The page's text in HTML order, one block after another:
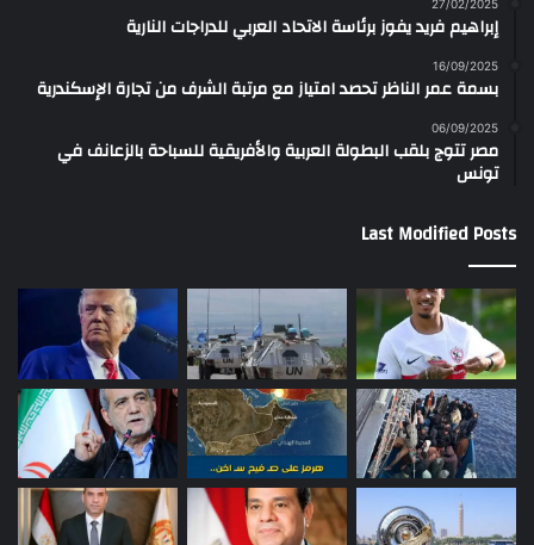
27/02/2025
إبراهيم فريد يفوز برئاسة الاتحاد العربي للدراجات النارية
16/09/2025
بسمة عمر الناظر تحصد امتياز مع مرتبة الشرف من تجارة الإسكندرية
06/09/2025
مصر تتوج بلقب البطولة العربية والأفريقية للسباحة بالزعانف في
تونس
Last Modified Posts